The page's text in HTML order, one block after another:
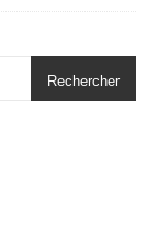
Rechercher